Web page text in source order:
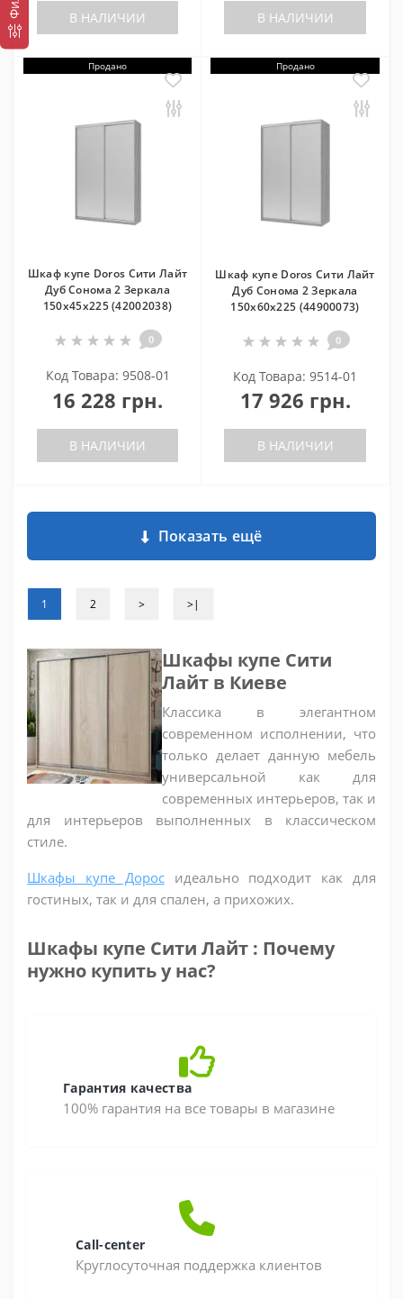
В НАЛИЧИИ В НАЛИЧИИ
Продано
Шкаф купе Doros Сити Лайт
Дуб Cонома 2 Зеркала
150х45х225 (42002038)
0
Код Товара: 9508-01
16 228 грн.
В НАЛИЧИИ
Продано
Шкаф купе Doros Сити Лайт
Дуб Cонома 2 Зеркала
150х60х225 (44900073)
0
Код Товара: 9514-01
17 926 грн.
В НАЛИЧИИ
Показать ещё
1 2 > >|
Шкафы купе Сити
Лайт в Киеве
Классика в элегантном
современном исполнении, что
только делает данную мебель
универсальной как для
современных интерьеров, так и
для интерьеров выполненных в классическом
стиле.
Шкафы купе Доросидеально подходит как для
гостиных, так и для спален, а прихожих.
Шкафы купе Сити Лайт : Почему
нужно купить у нас?
Гарантия качества
100% гарантия на все товары в магазине
Call-center
Круглосуточная поддержка клиентов